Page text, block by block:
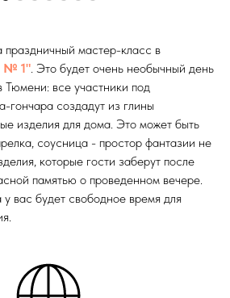
праздничный мастер-класс в
№ 1" . Это будет очень необычный день
Тюмени: все участники под
гончара создадут из глины
изделия для дома. Это может быть
соусница - простор фантазии не
которые гости заберут после
памятью о проведенном вечере.
вас будет свободное время для